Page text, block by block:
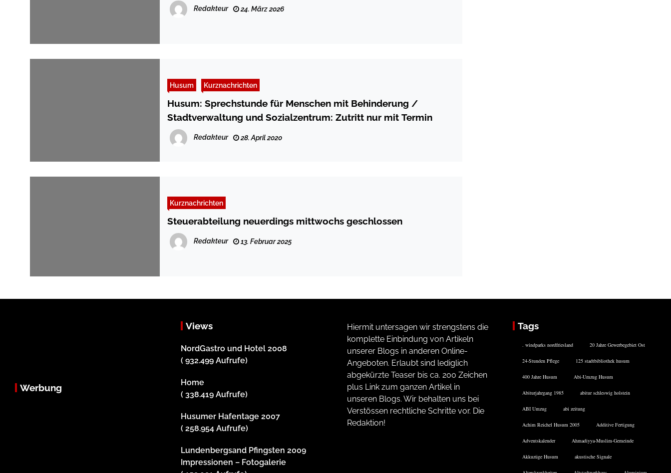
Redakteur 24. März 2026
Husum Kurznachrichten
Husum: Sprechstunde für Menschen mit Behinderung /
Stadtverwaltung und Sozialzentrum: Zutritt nur mit Termin
Redakteur 28. April 2020
Kurznachrichten
Steuerabteilung neuerdings mittwochs geschlossen
Redakteur 13. Februar 2025
Werbung
Views
NordGastro und Hotel 2008
( 932.499 Aufrufe)
Home
( 338.419 Aufrufe)
Husumer Hafentage 2007
( 258.954 Aufrufe)
Lundenbergsand Pfingsten 2009
Impressionen – Fotogalerie
Hiermit untersagen wir strengstens die
komplette Einbindung von Artikeln
unserer Blogs in anderen Online-
Angeboten. Erlaubt sind lediglich
abgekürzte Teaser bis ca. 200 Zeichen
plus Link zum ganzen Artikel in
unseren Blogs. Wir behalten uns bei
Verstössen rechtliche Schritte vor. Die
Redaktion!
Tags
. windparks nordfriesland 20 Jahre Gewerbegebiet Ost
24-Stunden Pflege 125 stadtbibliothek husum
400 Jahre Husum Abi-Umzug Husum
Abiturjahrgang 1985 abitur schleswig holstein
ABI Umzug abi zeitung
Achim Reichel Husum 2005 Additive Fertigung
Adventskalender Ahmadiyya-Muslim-Gemeinde
Akkuzüge Husum akustische Signale